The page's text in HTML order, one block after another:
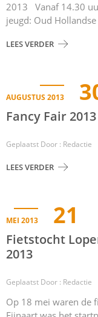
2013 Vanaf 14.30
jeugd: Oud
LEES VERDER
AUGUSTUS 2013
Fancy Fair 2013
Geplaatst Door : Redactie
LEES VERDER
MEI 2013 21
Fietstocht
2013
Geplaatst Door : Redactie
Op 18 mei waren de